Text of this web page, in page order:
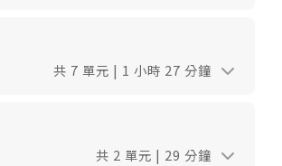
共 7 單元 | 1 小時 27 分鐘
共 2 單元 | 29 分鐘